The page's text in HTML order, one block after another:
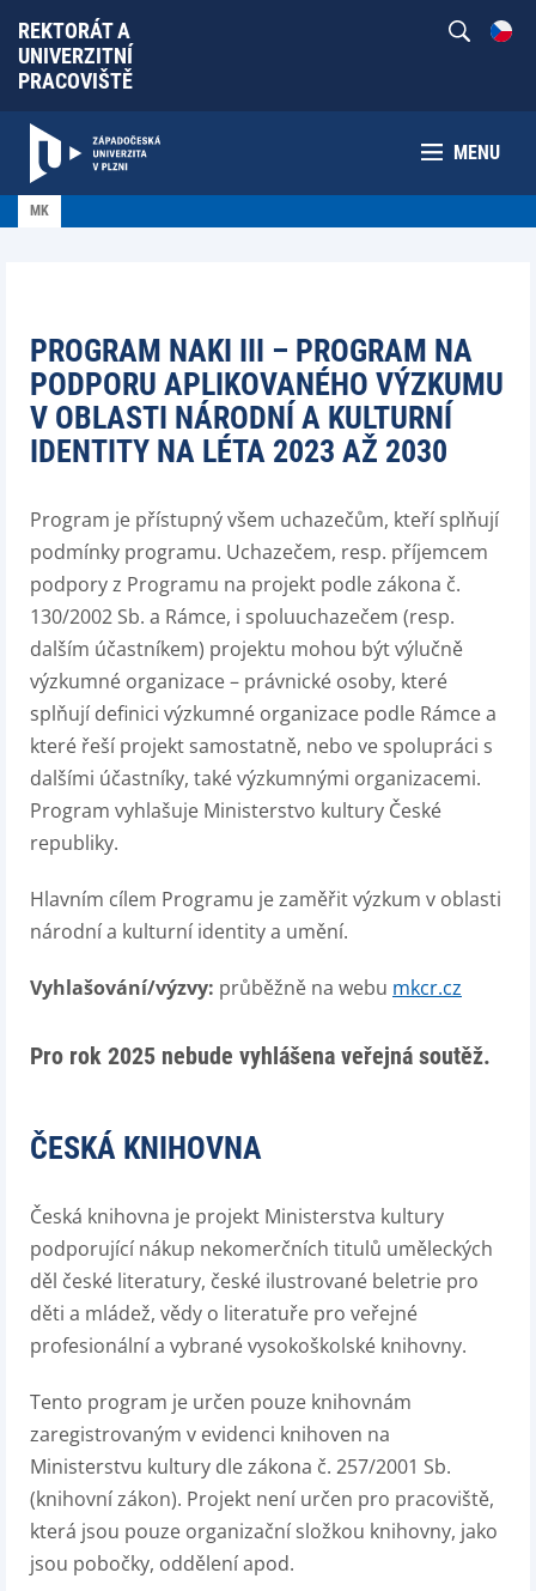
REKTORÁT A
UNIVERZITNÍ
PRACOVIŠTĚ
MENU
MK
PROGRAM NAKI III – PROGRAM NA
PODPORU APLIKOVANÉHO VÝZKUMU
V OBLASTI NÁRODNÍ A KULTURNÍ
IDENTITY NA LÉTA 2023 AŽ 2030
Program je přístupný všem uchazečům, kteří splňují
podmínky programu. Uchazečem, resp. příjemcem
podpory z Programu na projekt podle zákona č.
130/2002 Sb. a Rámce, i spoluuchazečem (resp.
dalším účastníkem) projektu mohou být výlučně
výzkumné organizace – právnické osoby, které
splňují definici výzkumné organizace podle Rámce a
které řeší projekt samostatně, nebo ve spolupráci s
dalšími účastníky, také výzkumnými organizacemi.
Program vyhlašuje Ministerstvo kultury České
republiky.
Hlavním cílem Programu je zaměřit výzkum v oblasti
národní a kulturní identity a umění.
Vyhlašování/výzvy: průběžně na webu mkcr.cz
Pro rok 2025 nebude vyhlášena veřejná soutěž.
ČESKÁ KNIHOVNA
Česká knihovna je projekt Ministerstva kultury
podporující nákup nekomerčních titulů uměleckých
děl české literatury, české ilustrované beletrie pro
děti a mládež, vědy o literatuře pro veřejné
profesionální a vybrané vysokoškolské knihovny.
Tento program je určen pouze knihovnám
zaregistrovaným v evidenci knihoven na
Ministerstvu kultury dle zákona č. 257/2001 Sb.
(knihovní zákon). Projekt není určen pro pracoviště,
která jsou pouze organizační složkou knihovny, jako
jsou pobočky, oddělení apod.